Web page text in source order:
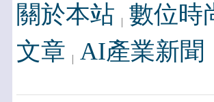
關於本站 數位時
文章 AI產業新聞